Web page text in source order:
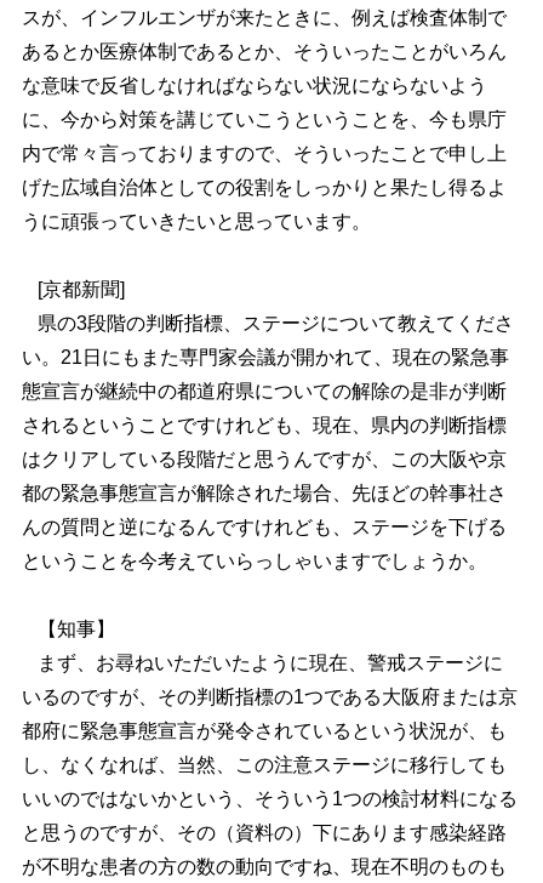
スが、インフルエンザが来たときに、例えば検査体制で
あるとか医療体制であるとか、そういったことがいろん
な意味で反省しなければならない状況にならないよう
に、今から対策を講じていこうということを、今も県庁
内で常々言っておりますので、そういったことで申し上
げた広域自治体としての役割をしっかりと果たし得るよ
うに頑張っていきたいと思っています。
[京都新聞]
県の3段階の判断指標、ステージについて教えてくださ
い。21日にもまた専門家会議が開かれて、現在の緊急事
態宣言が継続中の都道府県についての解除の是非が判断
されるということですけれども、現在、県内の判断指標
はクリアしている段階だと思うんですが、この大阪や京
都の緊急事態宣言が解除された場合、先ほどの幹事社さ
んの質問と逆になるんですけれども、ステージを下げる
ということを今考えていらっしゃいますでしょうか。
【知事】
まず、お尋ねいただいたように現在、警戒ステージに
いるのですが、その判断指標の1つである大阪府または京
都府に緊急事態宣言が発令されているという状況が、も
し、なくなれば、当然、この注意ステージに移行しても
いいのではないかという、そういう1つの検討材料になる
と思うのですが、その（資料の）下にあります感染経路
が不明な患者の方の数の動向ですね、現在不明のものも